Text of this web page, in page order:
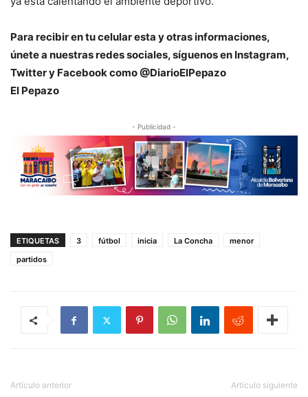
Para recibir en tu celular esta y otras informaciones,
únete a nuestras redes sociales, síguenos en Instagram,
Twitter y Facebook como @DiarioElPepazo
El Pepazo
- Publicidad -
ETIQUETAS 3 fútbol inicia La Concha
menor
partidos
Artículo anterior Artículo siguiente